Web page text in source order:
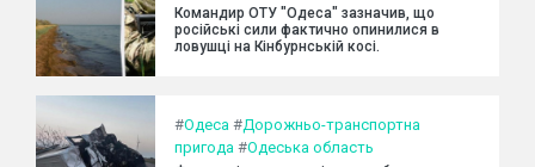
Командир ОТУ "Одеса" зазначив, що
російські сили фактично опинилися в
ловушці на Кінбурнській косі.
#Одеса #Дорожньо-транспортна
пригода #Одеська область